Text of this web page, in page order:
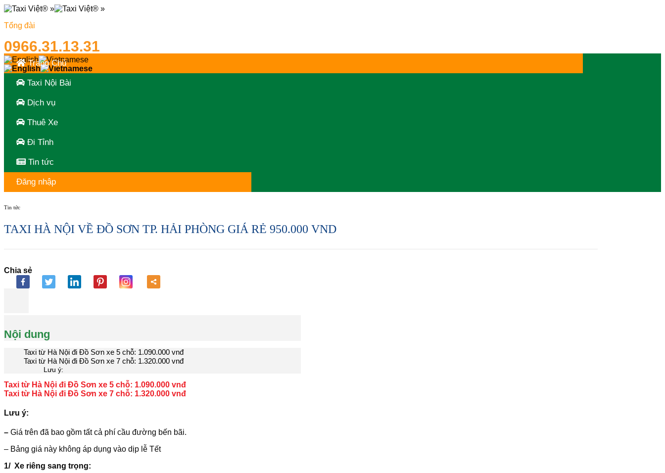
Skip
content
Tổng đài
0966.31.13.31
Trang Chủ
Taxi Nội Bài
Dịch vụ
Thuê Xe
Đi Tỉnh
Tin tức
Đăng nhập
Tin tức
TAXI HÀ NỘI VỀ ĐỒ SƠN TP. HẢI PHÒNG GIÁ RẺ 950.000 VND
Chia sẻ
Nội dung
Taxi từ Hà Nội đi Đồ Sơn xe 5 chỗ: 1.090.000 vnđ
Taxi từ Hà Nội đi Đồ Sơn xe 7 chỗ: 1.320.000 vnđ
Lưu ý:
Taxi từ Hà Nội đi Đồ Sơn xe 5 chỗ: 1.090.000 vnđ
Taxi từ Hà Nội đi Đồ Sơn xe 7 chỗ: 1.320.000 vnđ
Lưu ý:
– Giá trên đã bao gồm tất cả phí cầu đường bến bãi.
– Bảng giá này không áp dụng vào dịp lễ Tết
1/ Xe riêng sang trọng: